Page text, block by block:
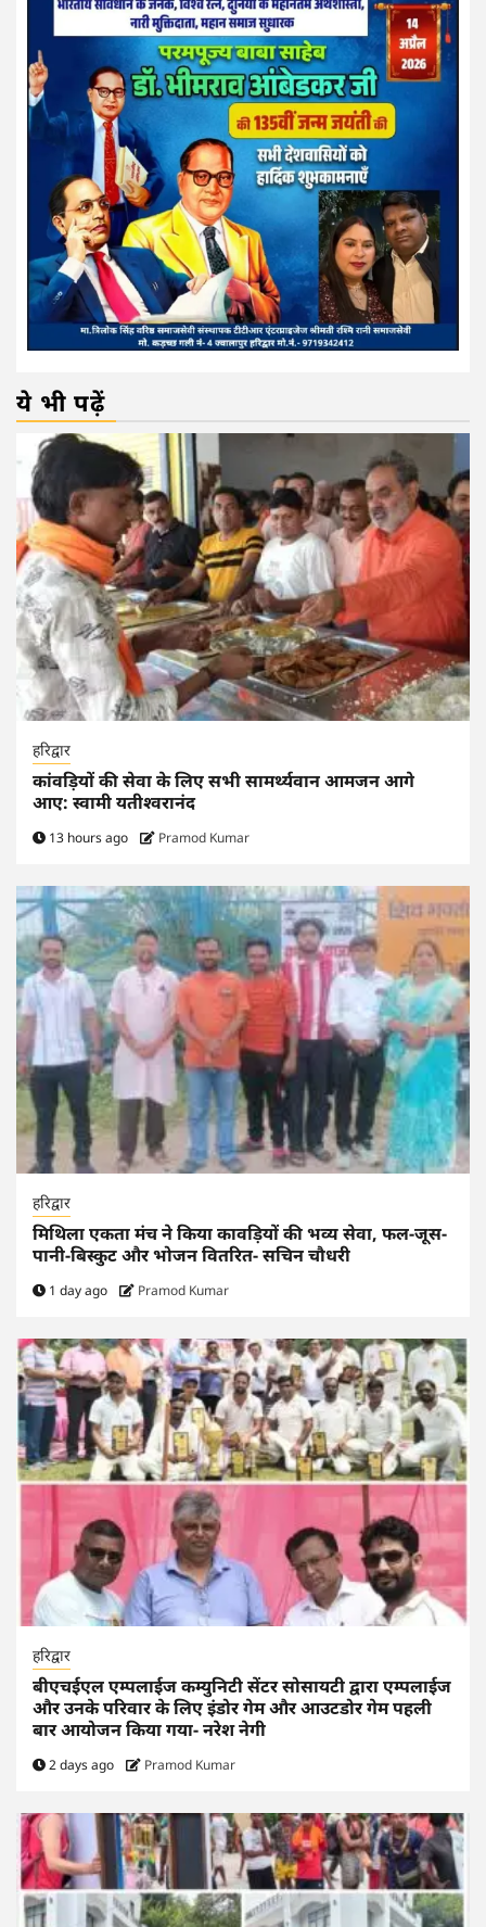
ये भी पढ़ें
हरिद्वार
कांवड़ियों की सेवा के लिए सभी सामर्थ्यवान आमजन आगे
आए: स्वामी यतीश्वरानंद
13 hours ago Pramod Kumar
हरिद्वार
मिथिला एकता मंच ने किया कावड़ियों की भव्य सेवा, फल-जूस-
पानी-बिस्कुट और भोजन वितरित- सचिन चौधरी
1 day ago Pramod Kumar
हरिद्वार
बीएचईएल एम्पलाईज कम्युनिटी सेंटर सोसायटी द्वारा एम्पलाईज
और उनके परिवार के लिए इंडोर गेम और आउटडोर गेम पहली
बार आयोजन किया गया- नरेश नेगी
2 days ago Pramod Kumar